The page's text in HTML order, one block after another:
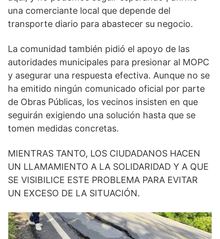
una comerciante local que depende del
transporte diario para abastecer su negocio.
La comunidad también pidió el apoyo de las
autoridades municipales para presionar al MOPC
y asegurar una respuesta efectiva. Aunque no se
ha emitido ningún comunicado oficial por parte
de Obras Públicas, los vecinos insisten en que
seguirán exigiendo una solución hasta que se
tomen medidas concretas.
MIENTRAS TANTO, LOS CIUDADANOS HACEN
UN LLAMAMIENTO A LA SOLIDARIDAD Y A QUE
SE VISIBILICE ESTE PROBLEMA PARA EVITAR
UN EXCESO DE LA SITUACIÓN.